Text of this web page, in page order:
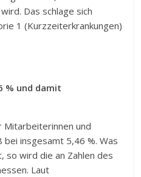
Das schlage sich
1 (Kurzzeiterkrankungen)
% und damit
Mitarbeiterinnen und
insgesamt 5,46 %. Was
so wird die an Zahlen des
Laut